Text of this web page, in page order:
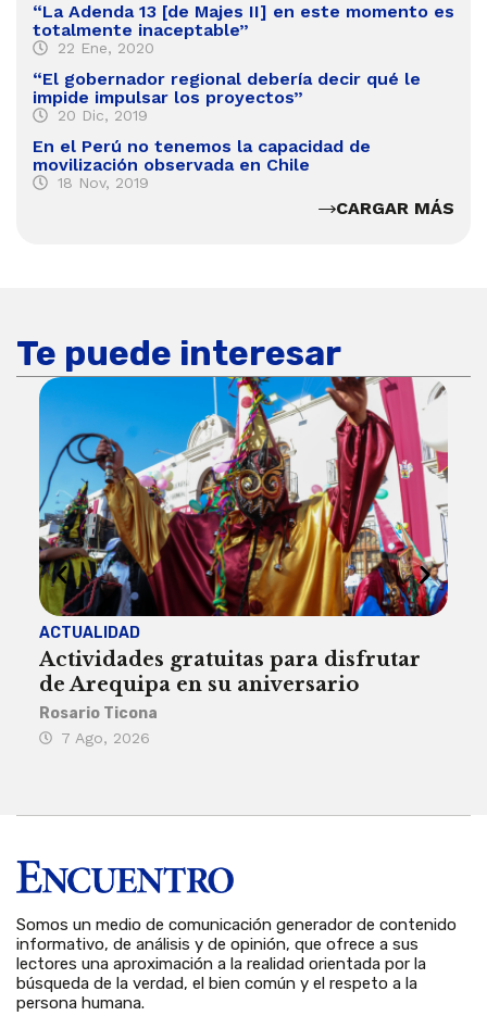
“La Adenda 13 [de Majes II] en este momento es
totalmente inaceptable”
22 Ene, 2020
“El gobernador regional debería decir qué le
impide impulsar los proyectos”
20 Dic, 2019
En el Perú no tenemos la capacidad de
movilización observada en Chile
18 Nov, 2019
CARGAR MÁS
Te puede interesar
ACTUALIDAD
Actividades gratuitas para disfrutar
de Arequipa en su aniversario
Rosario Ticona
7 Ago, 2026
Somos un medio de comunicación generador de contenido
informativo, de análisis y de opinión, que ofrece a sus
lectores una aproximación a la realidad orientada por la
búsqueda de la verdad, el bien común y el respeto a la
persona humana.